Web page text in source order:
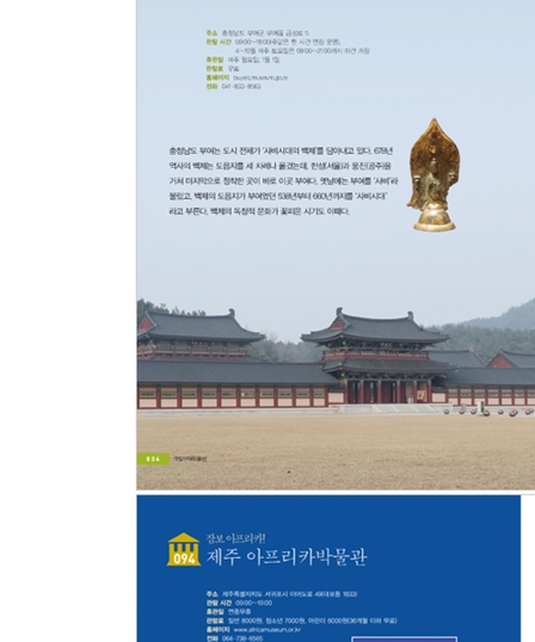
026. 옛사람들의 장례 풍습은 어땠을까? _ 복천박
027. 서울이 기억하는 백제의 흔적 _ 한성백제박물
Chapter 4. 엄숙함 타파! 지루함 타파! 어린이박물관
028. 즐겁게 노는 것이 곧 공부다! _ 경기도 어린이
029. 아빠와 아이, 모두 좋아하는 멋진 자동차가
030. 놀이와 체험을 통해 상상력을 키우는 어린이
032. Play the world, Learn the world! _ 롯데월드 민
033. 고무공처럼 통통 튀는 아이들의 호기심을 채
034. 누구나 예술 작품의 주인공이 될 수 있는 곳 _
035. 종이, 예술적 상상력을 입다 _ 종이나라박물관
036. 전 세계 장난감 모두 모여라! _ 어린이토이박
Chapter 5. 별별 시선으로 모은 별별 이야기, 이색
038. 피노키오 친구들이 모여 있는 곳 _ 목인박물관
040. 오늘은 우리 가족 외식하는 날! _ 짜장면박물관